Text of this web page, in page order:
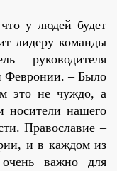
у людей будет
лидеру команды
руководителя
Февронии. – Было
это не чуждо, а
носители нашего
Православие –
и в каждом из
важно для